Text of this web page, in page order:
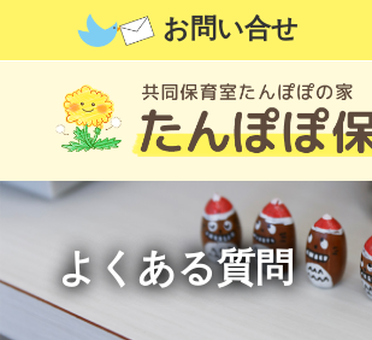
お問い合せ
よくある質問